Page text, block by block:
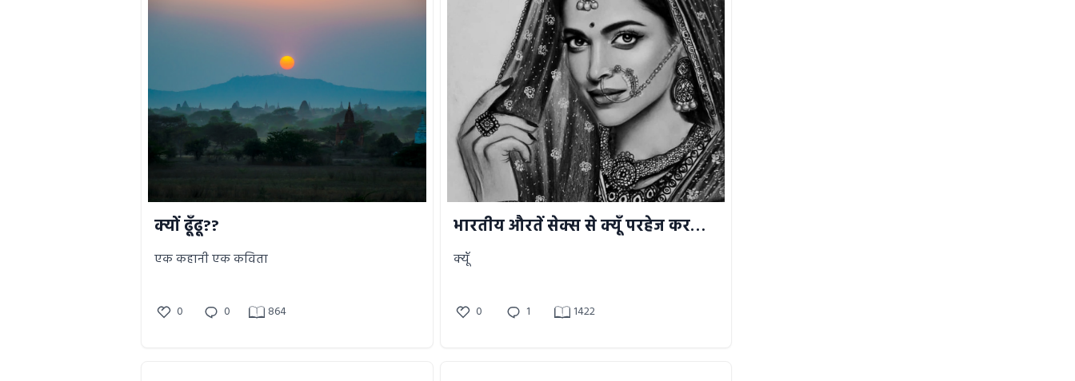
क्यों ढूँढू??
एक कहानी एक कविता
0 0 864
भारतीय औरतें सेक्स से क्यूँ परहेज करती है
क्यूँ
0 1 1422